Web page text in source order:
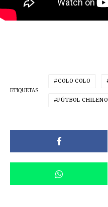
ETIQUETAS
COLO COLO
FÚTBOL CHILENO